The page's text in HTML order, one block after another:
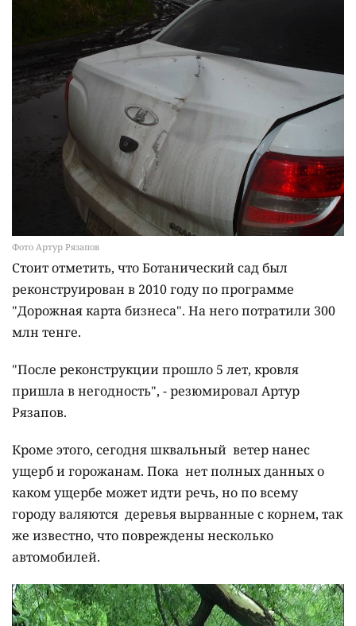
Фото Артур Рязапов
Стоит отметить, что Ботанический сад был
реконструирован в 2010 году по программе
"Дорожная карта бизнеса". На него потратили 300
млн тенге.
"После реконструкции прошло 5 лет, кровля
пришла в негодность", - резюмировал Артур
Рязапов.
Кроме этого, сегодня шквальный ветер нанес
ущерб и горожанам. Пока нет полных данных о
каком ущербе может идти речь, но по всему
городу валяются деревья вырванные с корнем, так
же известно, что повреждены несколько
автомобилей.